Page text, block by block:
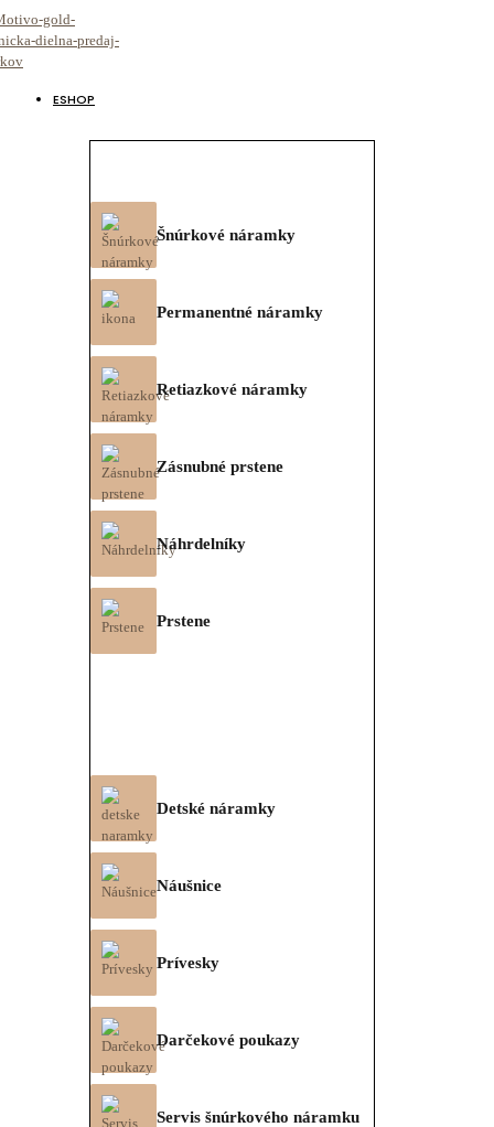
ESHOP
Šnúrkové náramky
Permanentné náramky
Retiazkové náramky
Zásnubné prstene
Náhrdelníky
Prstene
Detské náramky
Náušnice
Prívesky
Darčekové poukazy
Servis šnúrkového náramku